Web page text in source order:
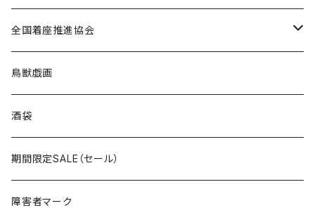
国道100～199号線
キャップ
ROUTE 0～99号線
ROUTE100～199号線
Tシャツ
ROUTE 0～99号線
ROUTE 100～199号線
キャップ
ROUTE 0～99号線
ROUTE 100～199号線
北海道
青森県
岩手県
宮城県
秋田県
全国着座推進協会
ステッカー
鳥獣戯画
酒袋
期間限定SALE（セール）
障害者マーク